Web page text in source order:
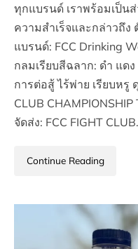
ทุกแบรนด์ เราพร้อมเป็
ความสำเร็จและกล่าวถึ
แบรนด์: FCC Drinking
กลมเรียบสีฉลาก: ดำ แด
การต่อสู้ ไร้พ่าย เรียบหรู
CLUB
จัดส่ง: FCC FIGHT
Continue Reading